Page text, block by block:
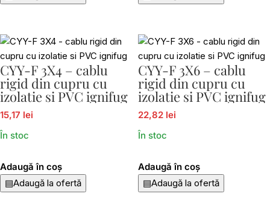
CYY-F 3X4 – cablu
rigid din cupru cu
izolatie si PVC ignifug
15,17 lei
În stoc
Adaugă în coș
▤Adaugă la ofertă
CYY-F 3X6 – cablu
rigid din cupru cu
izolatie si PVC ignifug
22,82 lei
În stoc
Adaugă în coș
▤Adaugă la ofertă